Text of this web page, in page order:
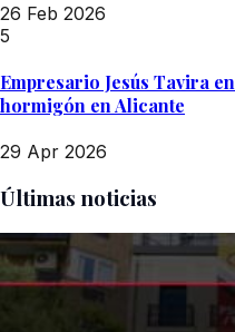
26 Feb 2026
5
Empresario Jesús Tavira
hormigón en Alicante
29 Apr 2026
Últimas noticias